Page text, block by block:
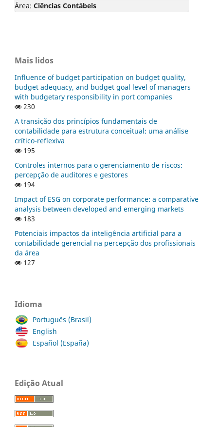
Área: Ciências Contábeis
Mais lidos
Influence of budget participation on budget quality,
budget adequacy, and budget goal level of managers
with budgetary responsibility in port companies
230
A transição dos princípios fundamentais de
contabilidade para estrutura conceitual: uma análise
crítico-reflexiva
195
Controles internos para o gerenciamento de riscos:
percepção de auditores e gestores
194
Impact of ESG on corporate performance: a comparative
analysis between developed and emerging markets
183
Potenciais impactos da inteligência artificial para a
contabilidade gerencial na percepção dos profissionais
da área
127
Idioma
Português (Brasil)
English
Español (España)
Edição Atual